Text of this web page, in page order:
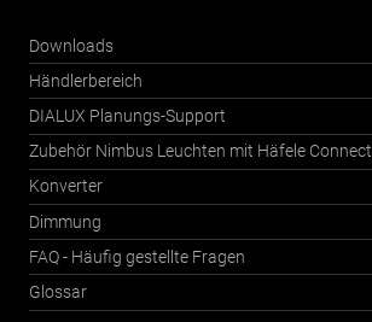
Downloads
Händlerbereich
DIALUX Planungs-Support
Zubehör Nimbus Leuchten mit Häfele Connect
Konverter
Dimmung
FAQ - Häufig gestellte Fragen
Glossar